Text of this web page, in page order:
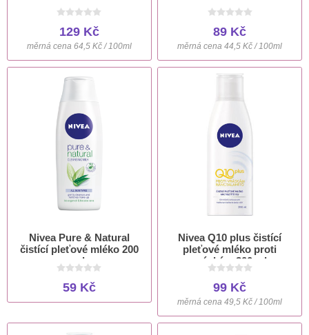
129 Kč
měrná cena 64,5 Kč / 100ml
89 Kč
měrná cena 44,5 Kč / 100ml
Nivea Pure & Natural
čistící pleťové mléko 200
ml
59 Kč
Nivea Q10 plus čistící
pleťové mléko proti
vráskám 200 ml
99 Kč
měrná cena 49,5 Kč / 100ml